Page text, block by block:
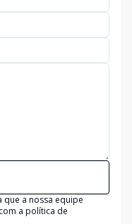
a nossa equipe
a política de